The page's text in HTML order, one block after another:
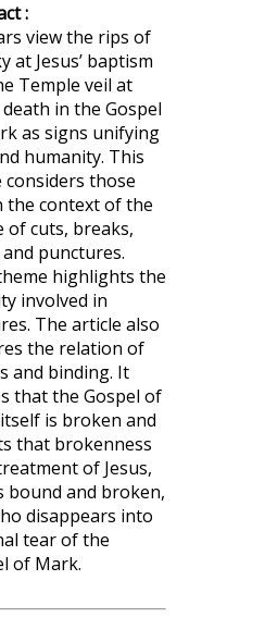
:
view the rips of
at Jesus’ baptism
Temple veil at
death in the Gospel
as signs unifying
humanity. This
considers those
the context of the
of cuts, breaks,
punctures.
highlights the
involved in
The article also
the relation of
and binding. It
that the Gospel of
is broken and
that brokenness
of Jesus,
bound and broken,
disappears into
tear of the
of Mark.